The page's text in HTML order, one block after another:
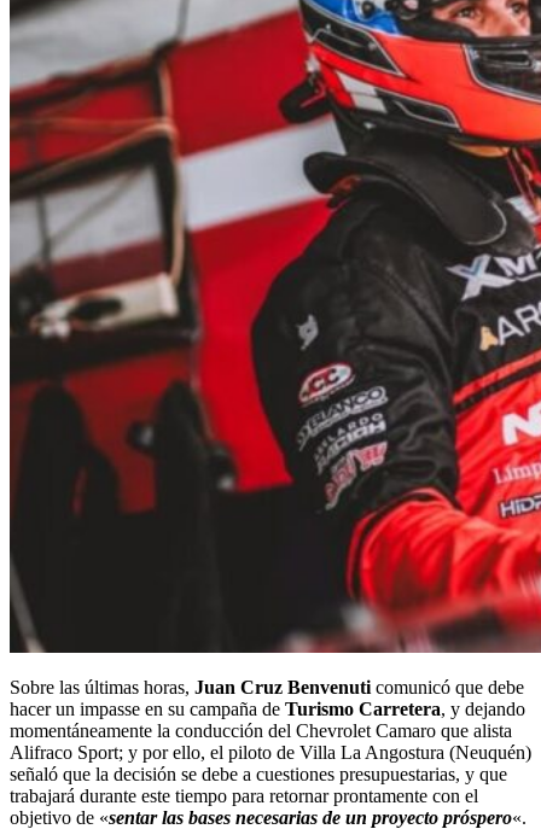
Sobre las últimas horas, Juan Cruz Benvenuti comunicó que debe
hacer un impasse en su campaña de Turismo Carretera, y dejando
momentáneamente la conducción del Chevrolet Camaro que alista
Alifraco Sport; y por ello, el piloto de Villa La Angostura (Neuquén)
señaló que la decisión se debe a cuestiones presupuestarias, y que
trabajará durante este tiempo para retornar prontamente con el
objetivo de «sentar las bases necesarias de un proyecto próspero«.